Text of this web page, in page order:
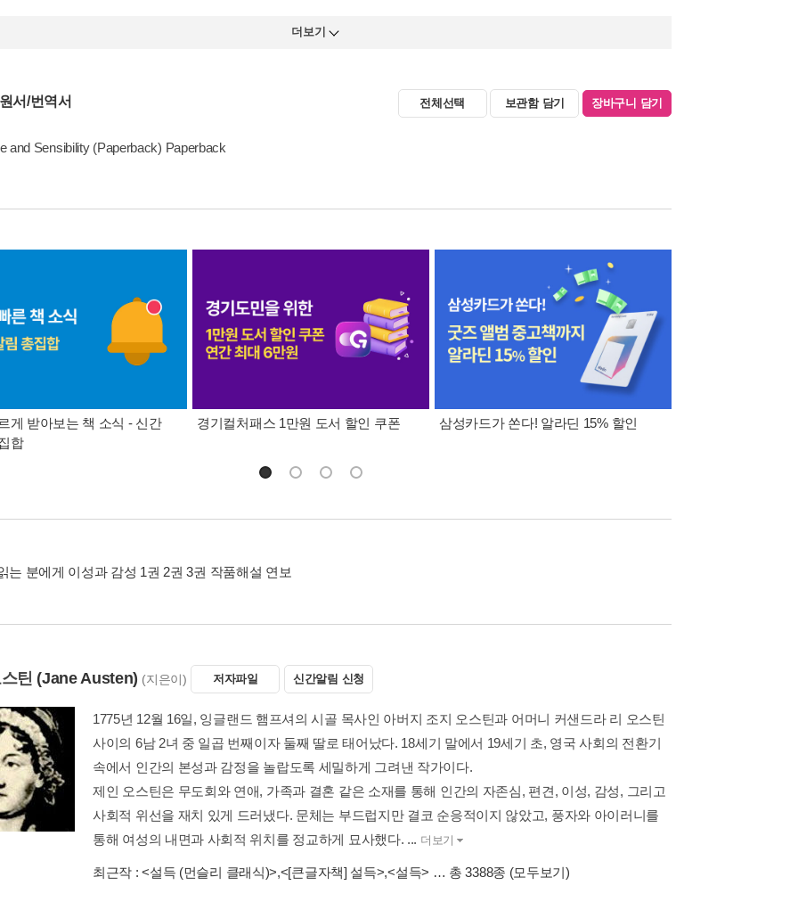
더보기
서/번역서 전체선택 보관함 담기 장바구니 담기
and Sensibility (Paperback) Paperback
게 받아보는 책 소식 - 신간
합
경기컬처패스 1만원 도서 할인 쿠폰 삼성카드가 쏜다! 알라딘 15% 할인
는 분에게 이성과 감성 1권 2권 3권 작품해설 연보
틴 (Jane Austen) (지은이) 저자파일 신간알림 신청
1775년 12월 16일, 잉글랜드 햄프셔의 시골 목사인 아버지 조지 오스틴과 어머니 커샌드라 리 오스틴
사이의 6남 2녀 중 일곱 번째이자 둘째 딸로 태어났다. 18세기 말에서 19세기 초, 영국 사회의 전환기
속에서 인간의 본성과 감정을 놀랍도록 세밀하게 그려낸 작가이다.
제인 오스틴은 무도회와 연애, 가족과 결혼 같은 소재를 통해 인간의 자존심, 편견, 이성, 감성, 그리고
사회적 위선을 재치 있게 드러냈다. 문체는 부드럽지만 결코 순응적이지 않았고, 풍자와 아이러니를
통해 여성의 내면과 사회적 위치를 정교하게 묘사했다. ... 더보기
최근작 :<설득 (먼슬리 클래식)>,<[큰글자책] 설득>,<설득> … 총 3388종 (모두보기)